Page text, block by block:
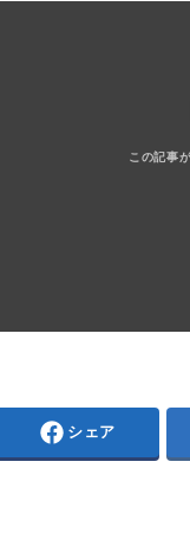
シェア